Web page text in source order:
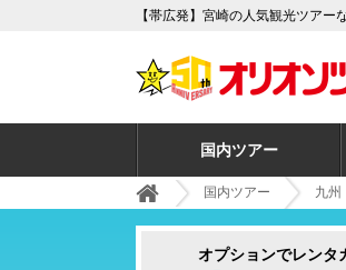
【帯広発】宮崎の人気観光ツア
国内ツアー
国内ツアー 九州
オプションでレンタ